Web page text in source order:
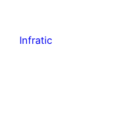
Infratic